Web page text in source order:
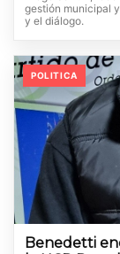
gestión municipal
y el diálogo.
POLITICA
Benedetti